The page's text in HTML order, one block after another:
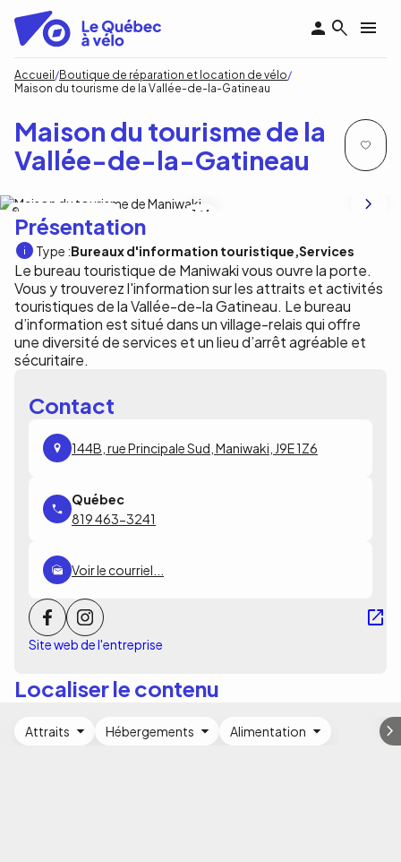
contenu
principal
Fil
Accueil
Boutique de réparation et location de vélo
Maison du tourisme de la Vallée-de-la-Gatineau
Maison du tourisme de la
Vallée-de-la-Gatineau
1 /4
Présentation
Type :Bureaux d'information touristique Services
Le bureau touristique de Maniwaki vous ouvre la porte.
Vous y trouverez l'information sur les attraits et activités
touristiques de la Vallée-de-la Gatineau. Le bureau
d’information est situé dans un village-relais qui offre
une diversité de services et un lieu d’arrêt agréable et
sécuritaire.
Contact
144B, rue Principale Sud, Maniwaki, J9E 1Z6
819 463-3241
Voir le courriel...
Site web de l'entreprise
Localiser le contenu
Attraits Hébergements Alimentation